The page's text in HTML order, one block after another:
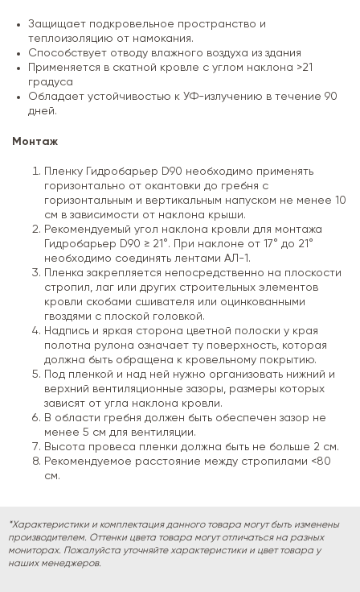
Защищает подкровельное пространство и
теплоизоляцию от намокания.
Способствует отводу влажного воздуха из здания
Применяется в скатной кровле с углом наклона >21
градуса
Обладает устойчивостью к УФ-излучению в течение 90
дней.
Монтаж
Пленку Гидробарьер D90 необходимо применять
горизонтально от окантовки до гребня с
горизонтальным и вертикальным напуском не менее 10
см в зависимости от наклона крыши.
Рекомендуемый угол наклона кровли для монтажа
Гидробарьер D90 ≥ 21°. При наклоне от 17° до 21°
необходимо соединять лентами АЛ-1.
Пленка закрепляется непосредственно на плоскости
стропил, лаг или других строительных элементов
кровли скобами сшивателя или оцинкованными
гвоздями с плоской головкой.
Надпись и яркая сторона цветной полоски у края
полотна рулона означает ту поверхность, которая
должна быть обращена к кровельному покрытию.
Под пленкой и над ней нужно организовать нижний и
верхний вентиляционные зазоры, размеры которых
зависят от угла наклона кровли.
В области гребня должен быть обеспечен зазор не
менее 5 см для вентиляции.
Высота провеса пленки должна быть не больше 2 см.
Рекомендуемое расстояние между стропилами <80
см.
*Характеристики и комплектация данного товара могут быть изменены
производителем. Оттенки цвета товара могут отличаться на разных
мониторах. Пожалуйста уточняйте характеристики и цвет товара у
наших менеджеров.